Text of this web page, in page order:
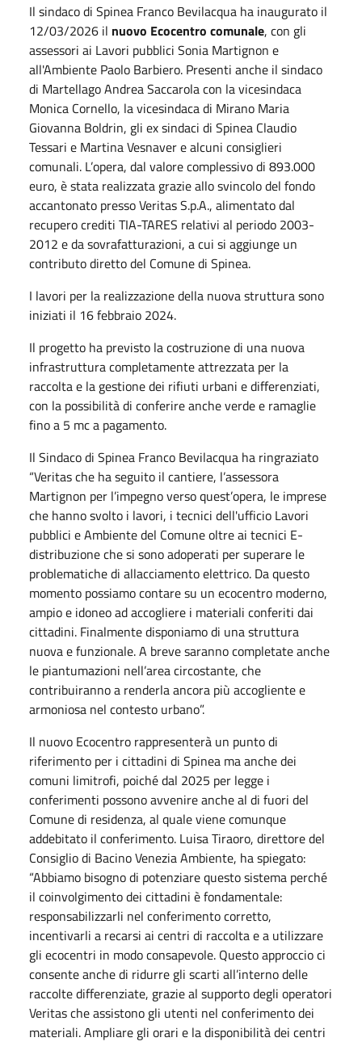
Il sindaco di Spinea Franco Bevilacqua ha inaugurato il
12/03/2026 il nuovo Ecocentro comunale, con gli
assessori ai Lavori pubblici Sonia Martignon e
all'Ambiente Paolo Barbiero. Presenti anche il sindaco
di Martellago Andrea Saccarola con la vicesindaca
Monica Cornello, la vicesindaca di Mirano Maria
Giovanna Boldrin, gli ex sindaci di Spinea Claudio
Tessari e Martina Vesnaver e alcuni consiglieri
comunali. L’opera, dal valore complessivo di 893.000
euro, è stata realizzata grazie allo svincolo del fondo
accantonato presso Veritas S.p.A., alimentato dal
recupero crediti TIA-TARES relativi al periodo 2003-
2012 e da sovrafatturazioni, a cui si aggiunge un
contributo diretto del Comune di Spinea.
I lavori per la realizzazione della nuova struttura sono
iniziati il 16 febbraio 2024.
Il progetto ha previsto la costruzione di una nuova
infrastruttura completamente attrezzata per la
raccolta e la gestione dei rifiuti urbani e differenziati,
con la possibilità di conferire anche verde e ramaglie
fino a 5 mc a pagamento.
Il Sindaco di Spinea Franco Bevilacqua ha ringraziato
“Veritas che ha seguito il cantiere, l’assessora
Martignon per l’impegno verso quest’opera, le imprese
che hanno svolto i lavori, i tecnici dell'ufficio Lavori
pubblici e Ambiente del Comune oltre ai tecnici E-
distribuzione che si sono adoperati per superare le
problematiche di allacciamento elettrico. Da questo
momento possiamo contare su un ecocentro moderno,
ampio e idoneo ad accogliere i materiali conferiti dai
cittadini. Finalmente disponiamo di una struttura
nuova e funzionale. A breve saranno completate anche
le piantumazioni nell’area circostante, che
contribuiranno a renderla ancora più accogliente e
armoniosa nel contesto urbano”.
Il nuovo Ecocentro rappresenterà un punto di
riferimento per i cittadini di Spinea ma anche dei
comuni limitrofi, poiché dal 2025 per legge i
conferimenti possono avvenire anche al di fuori del
Comune di residenza, al quale viene comunque
addebitato il conferimento. Luisa Tiraoro, direttore del
Consiglio di Bacino Venezia Ambiente, ha spiegato:
“Abbiamo bisogno di potenziare questo sistema perché
il coinvolgimento dei cittadini è fondamentale:
responsabilizzarli nel conferimento corretto,
incentivarli a recarsi ai centri di raccolta e a utilizzare
gli ecocentri in modo consapevole. Questo approccio ci
consente anche di ridurre gli scarti all’interno delle
raccolte differenziate, grazie al supporto degli operatori
Veritas che assistono gli utenti nel conferimento dei
materiali. Ampliare gli orari e la disponibilità dei centri